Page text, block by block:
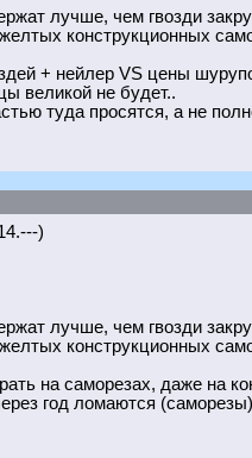
лучше, чем гвозди
конструкционных
+ нейлер VS цены
великой не будет..
туда просятся, а не
)
лучше, чем гвозди
конструкционных
на саморезах, даже на
год ломаются